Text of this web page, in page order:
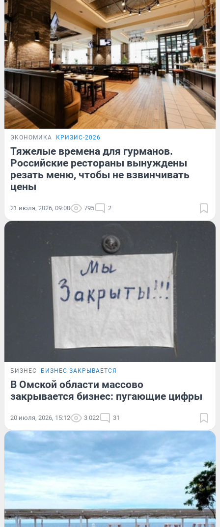
ЭКОНОМИКА КРИЗИС-2026
Тяжелые времена для гурманов.
Российские рестораны вынуждены
резать меню, чтобы не взвинчивать
цены
21 июля, 2026, 09:00 795 2
БИЗНЕС БИЗНЕС ЗАКРЫВАЕТСЯ
В Омской области массово
закрывается бизнес: пугающие цифры
20 июля, 2026, 15:12 3 022 31